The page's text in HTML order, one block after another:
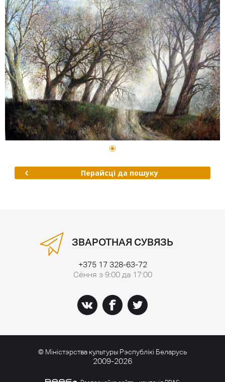
Перайсці да пошуку
ЗВАРОТНАЯ СУВЯЗЬ
+375 17 328-63-72
Сёння з 9:00 да 17:00
© Міністэрства культуры Рэспублікі Беларусь
2009-2026